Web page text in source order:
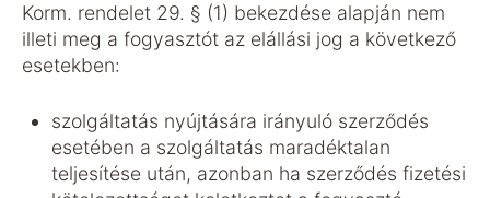
Korm. rendelet 29. § (1) bekezdése alapján nem
illeti meg a fogyasztót az elállási jog a következő
esetekben:
szolgáltatás nyújtására irányuló szerződés
esetében a szolgáltatás maradéktalan
teljesítése után, azonban ha szerződés fizetési